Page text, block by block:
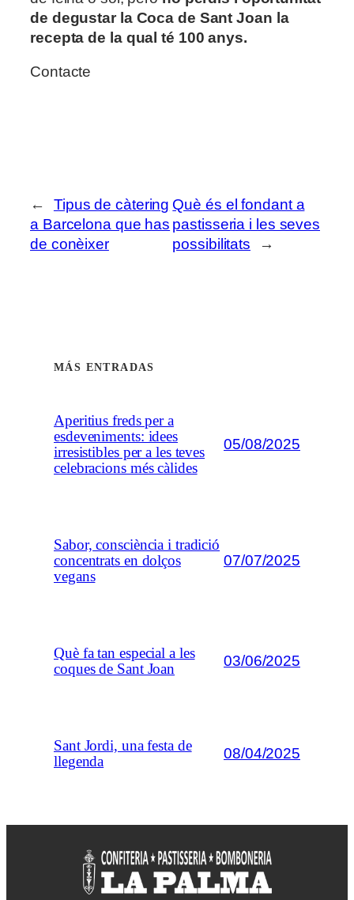
de degustar la Coca de Sant Joan la
recepta de la qual té 100 anys.
Contacte
←
Tipus de càtering
a Barcelona que has
de conèixer
Què és el fondant a
pastisseria i les seves
possibilitats
→
MÁS ENTRADAS
Aperitius freds per a
esdeveniments: idees
irresistibles per a les teves
celebracions més càlides
05/08/2025
Sabor, consciència i tradició
concentrats en dolços
vegans
07/07/2025
Què fa tan especial a les
coques de Sant Joan
03/06/2025
Sant Jordi, una festa de
llegenda
08/04/2025